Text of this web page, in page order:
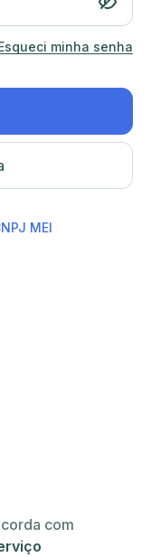
minha senha
MEI
com